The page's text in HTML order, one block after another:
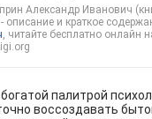
Александр Иванович
описание и краткое
, читайте бесплатно онлайн
палитрой
воссоздавать